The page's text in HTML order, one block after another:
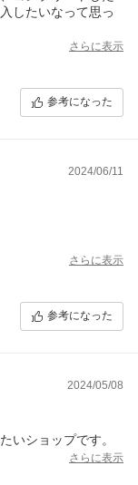
したいなって思っ
さらに表示
参考になった
2024/06/11
さらに表示
参考になった
2024/05/08
いショップです。
さらに表示